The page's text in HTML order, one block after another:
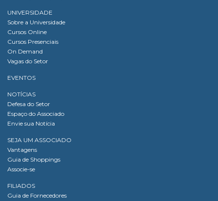
UNIVERSIDADE
Sobre a Universidade
Cursos Online
Cursos Presenciais
On Demand
Vagas do Setor
EVENTOS
NOTÍCIAS
Defesa do Setor
Espaço do Associado
Envie sua Notícia
SEJA UM ASSOCIADO
Vantagens
Guia de Shoppings
Associe-se
FILIADOS
Guia de Fornecedores